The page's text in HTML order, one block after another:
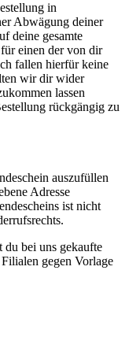
in
Abwägung deiner
deine gesamte
einen der von dir
fallen hierfür keine
wir dir wider
lassen
rückgängig zu
auszufüllen
Adresse
ist nicht
du bei uns gekaufte
gegen Vorlage